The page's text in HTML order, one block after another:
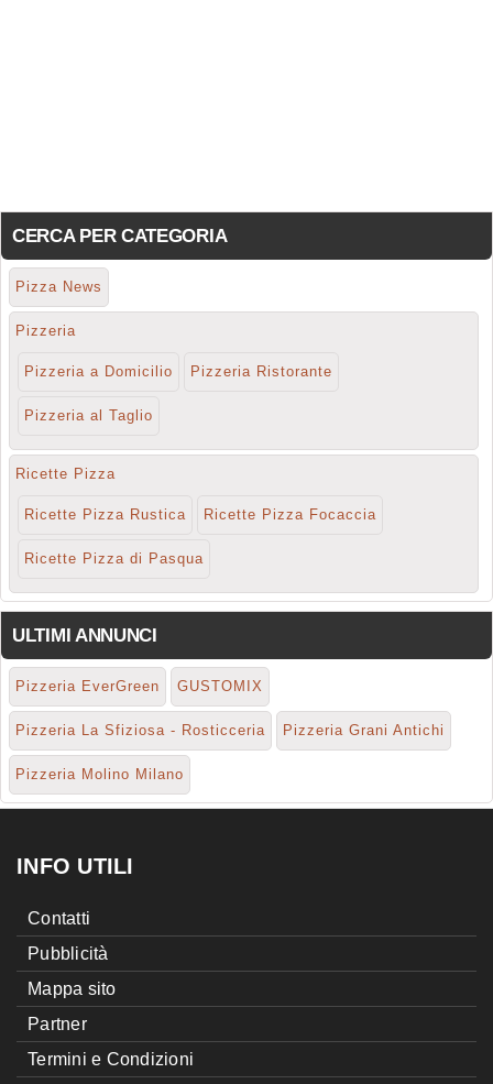
CERCA PER CATEGORIA
Pizza News
Pizzeria
Pizzeria a Domicilio Pizzeria Ristorante
Pizzeria al Taglio
Ricette Pizza
Ricette Pizza Rustica Ricette Pizza Focaccia
Ricette Pizza di Pasqua
ULTIMI ANNUNCI
Pizzeria EverGreen GUSTOMIX
Pizzeria La Sfiziosa - Rosticceria Pizzeria Grani Antichi
Pizzeria Molino Milano
INFO UTILI
Contatti
Pubblicità
Mappa sito
Partner
Termini e Condizioni